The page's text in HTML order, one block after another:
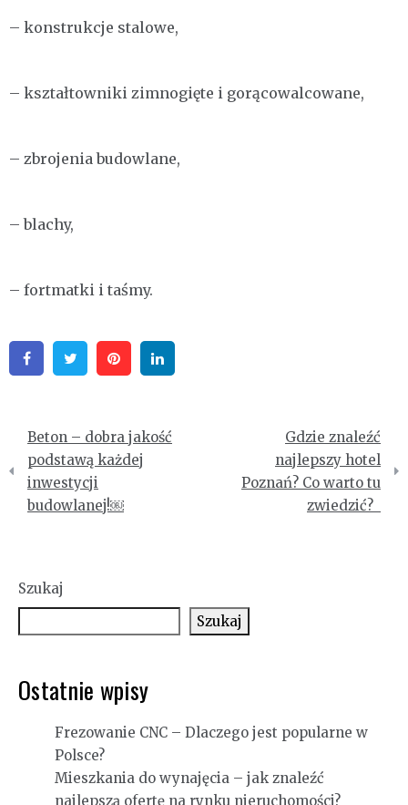
– konstrukcje stalowe,
– kształtowniki zimnogięte i gorącowalcowane,
– zbrojenia budowlane,
– blachy,
– fortmatki i taśmy.
FacebookTwitter Pinterest
Nawigacja
wpisu
Beton – dobra jakość
podstawą każdej
inwestycji
budowlanej!￼
Gdzie znaleźć
najlepszy hotel
Poznań? Co warto tu
zwiedzić?
Szukaj
Szukaj
Ostatnie wpisy
Frezowanie CNC – Dlaczego jest popularne w
Polsce?
Mieszkania do wynajęcia – jak znaleźć
najlepszą ofertę na rynku nieruchomości?